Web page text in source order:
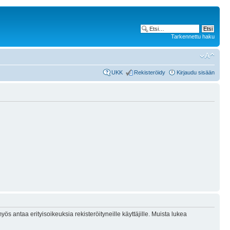
Tarkennettu haku
UKK Rekisteröidy Kirjaudu sisään
antaa erityisoikeuksia rekisteröityneille käyttäjille. Muista lukea